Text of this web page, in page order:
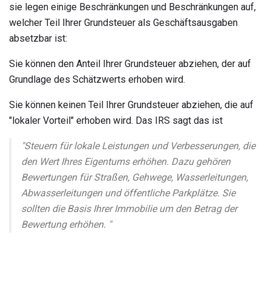
sie legen einige Beschränkungen und Beschränkungen auf,
welcher Teil Ihrer Grundsteuer als Geschäftsausgaben
absetzbar ist:
Sie können den Anteil Ihrer Grundsteuer abziehen, der auf
Grundlage des Schätzwerts erhoben wird.
Sie können keinen Teil Ihrer Grundsteuer abziehen, die auf
"lokaler Vorteil" erhoben wird. Das IRS sagt das ist
"Steuern für lokale Leistungen und Verbesserungen, die
den Wert Ihres Eigentums erhöhen. Dazu gehören
Bewertungen für Straßen, Gehwege, Wasserleitungen,
Abwasserleitungen und öffentliche Parkplätze. Sie
sollten die Basis Ihrer Immobilie um den Betrag der
Bewertung erhöhen. "